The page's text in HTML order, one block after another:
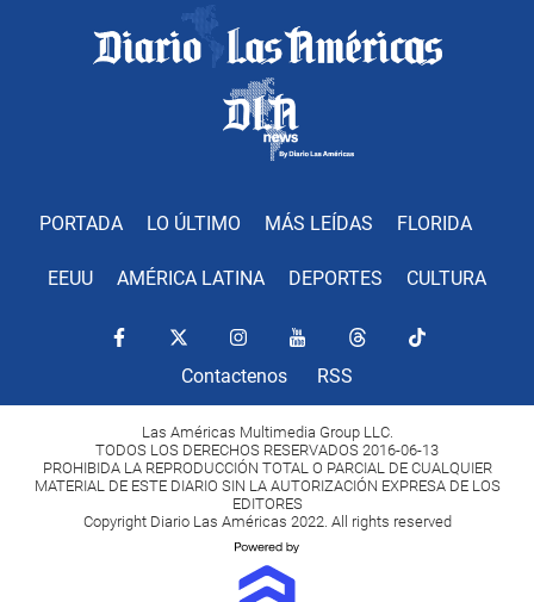
PORTADA LO ÚLTIMO MÁS LEÍDAS FLORIDA
EEUU AMÉRICA LATINA DEPORTES CULTURA
Contactenos RSS
Las Américas Multimedia Group LLC.
TODOS LOS DERECHOS RESERVADOS 2016-06-13
PROHIBIDA LA REPRODUCCIÓN TOTAL O PARCIAL DE CUALQUIER
MATERIAL DE ESTE DIARIO SIN LA AUTORIZACIÓN EXPRESA DE LOS
EDITORES
Copyright Diario Las Américas 2022. All rights reserved